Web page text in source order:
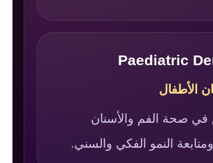
Paediatric
الأطفال
صحة الفم والأسنان
النمو الفكي والسني.